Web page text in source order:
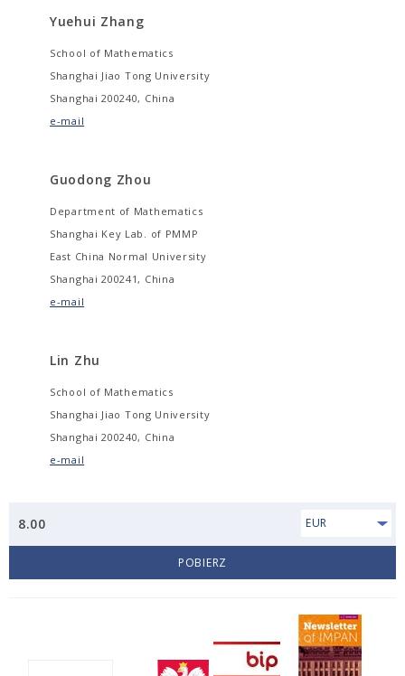
Yuehui Zhang
School of Mathematics
Shanghai Jiao Tong University
Shanghai 200240, China
e-mail
Guodong Zhou
Department of Mathematics
Shanghai Key Lab. of PMMP
East China Normal University
Shanghai 200241, China
e-mail
Lin Zhu
School of Mathematics
Shanghai Jiao Tong University
Shanghai 200240, China
e-mail
8.00 EUR
POBIERZ